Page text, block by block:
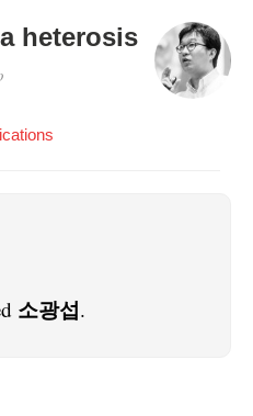
heterosis
소광섭.